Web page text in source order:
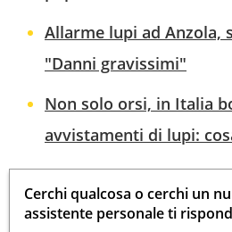
Allarme lupi ad Anzola,
"Danni gravissimi"
Non solo orsi, in Italia
avvistamenti di lupi:
Cerchi qualcosa o cerchi un
assistente personale ti